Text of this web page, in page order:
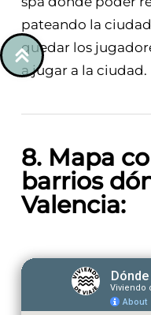
pateando la
quedar los
a jugar a la ciudad.
8. Mapa
barrios
Valencia: